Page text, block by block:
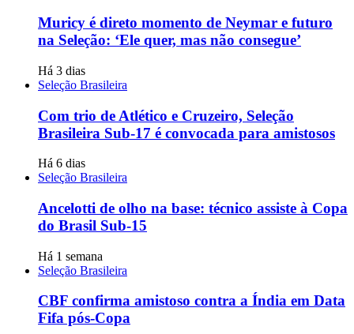
Muricy é direto momento de Neymar e futuro
na Seleção: ‘Ele quer, mas não consegue’
Há 3 dias
Seleção Brasileira
Com trio de Atlético e Cruzeiro, Seleção
Brasileira Sub-17 é convocada para amistosos
Há 6 dias
Seleção Brasileira
Ancelotti de olho na base: técnico assiste à Copa
do Brasil Sub-15
Há 1 semana
Seleção Brasileira
CBF confirma amistoso contra a Índia em Data
Fifa pós-Copa